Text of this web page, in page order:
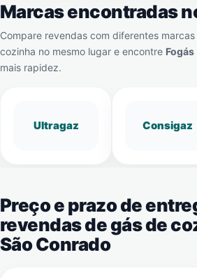
Marcas encontradas
Compare revendas com diferentes
cozinha no mesmo lugar e encontre Fogás
mais rapidez.
Ultragaz Consigaz
Preço e prazo de
revendas de gás de
São Conrado